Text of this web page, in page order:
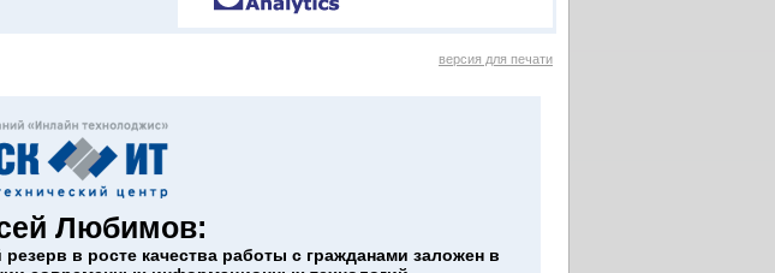
версия для печати
Любимов:
в росте качества работы с гражданами заложен в